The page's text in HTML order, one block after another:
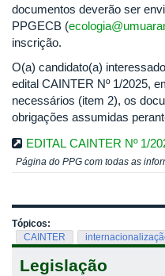
documentos deverão ser
PPGECB (
inscrição.
O(a) candidato(a)
edital CAINTER Nº 1/2025,
necessários (item 2), os
obrigações assumidas
EDITAL CAINTER Nº 1/
Página do PPG com todas as
Tópicos:
CAINTER
Legislação